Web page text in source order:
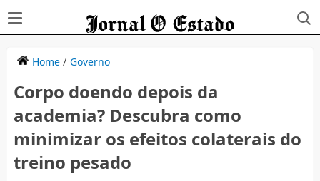
Home/ Governo
Corpo doendo depois da
academia? Descubra como
minimizar os efeitos colaterais do
treino pesado